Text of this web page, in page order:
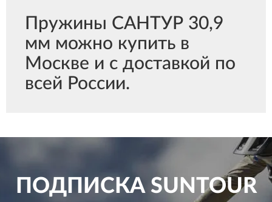
Пружины САНТУР 30,9
мм можно купить в
Москве и с доставкой по
всей России.
ПОДПИСКАSUNTOUR